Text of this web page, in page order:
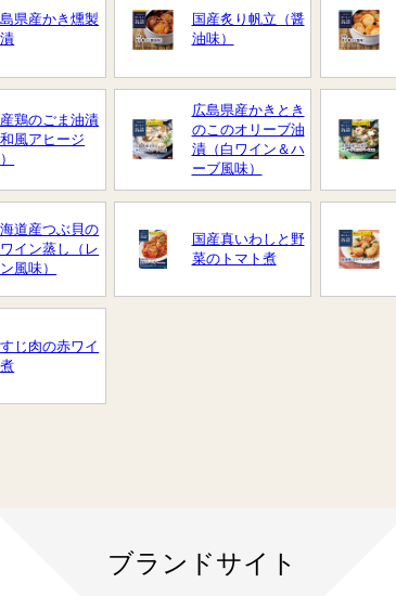
県産かき燻製
国産炙り帆立（醤
油味）
鶏のごま油漬
和風アヒージ
広島県産かきとき
のこのオリーブ油
漬（白ワイン＆ハ
ーブ風味）
道産つぶ貝の
イン蒸し（レ
風味）
国産真いわしと野
菜のトマト煮
じ肉の赤ワイ
ブランドサイト